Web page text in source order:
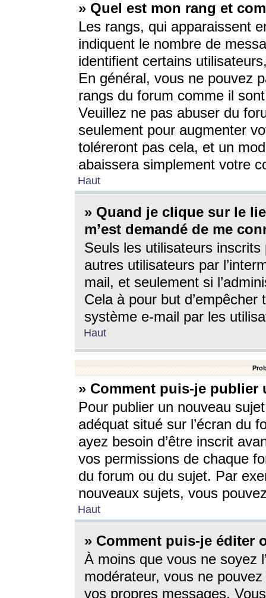
» Quel est mon rang et
Les rangs, qui apparaissent
indiquent le nombre de
identifient certains
En général, vous ne pouvez
rangs du forum comme il
Veuillez ne pas abuser du
seulement pour augmenter
toléreront pas cela, et un
abaissera simplement votre
Haut
» Quand je clique sur le
m’est demandé de me
Seuls les utilisateurs
autres utilisateurs par
mail, et seulement si
Cela à pour but
système e-mail par les
Haut
» Comment puis-je
Pour publier un nouveau
adéquat situé sur l’écran du
ayez besoin d’être inscrit
vos permissions de chaque
du forum ou du sujet. Par
nouveaux sujets, vous
Haut
» Comment puis-je éditer
À moins que vous ne soyez
modérateur, vous ne
vos propres messages.